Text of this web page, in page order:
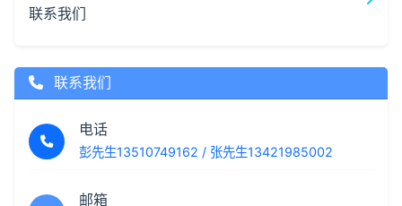
联系我们
联系我们
电话
彭先生13510749162 / 张先生13421985002
邮箱